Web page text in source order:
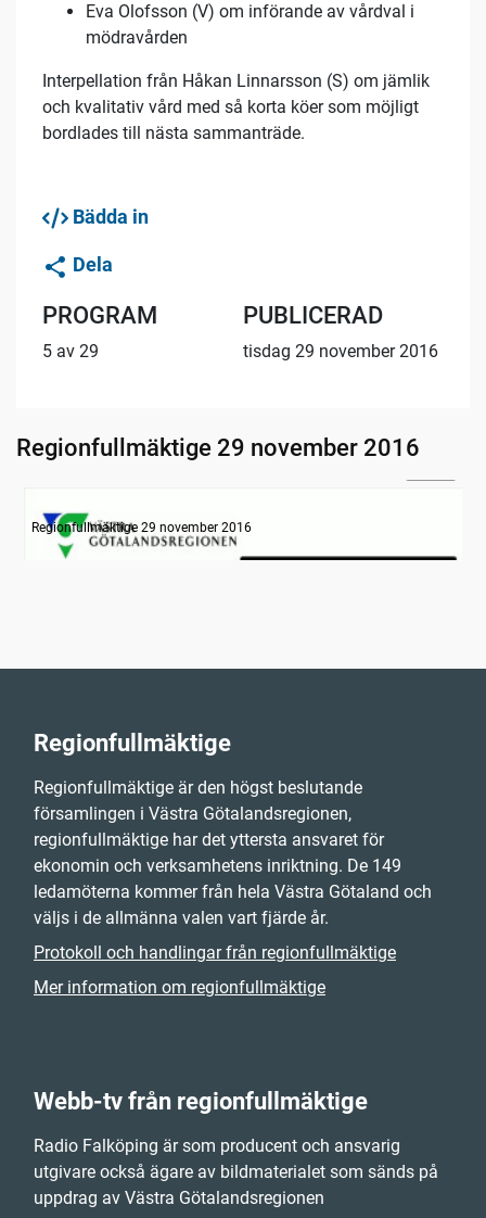
Eva Olofsson (V) om införande av vårdval i
mödravården
Interpellation från Håkan Linnarsson (S) om jämlik
och kvalitativ vård med så korta köer som möjligt
bordlades till nästa sammanträde.
Bädda in
Dela
PROGRAM
5 av 29
PUBLICERAD
tisdag 29 november 2016
Regionfullmäktige 29 november 2016
Information om dagens ärenden
Regionfullmäktige 29 november 2016
Regionfullmäktige
Regionfullmäktige är den högst beslutande
församlingen i Västra Götalandsregionen,
regionfullmäktige har det yttersta ansvaret för
ekonomin och verksamhetens inriktning. De 149
ledamöterna kommer från hela Västra Götaland och
väljs i de allmänna valen vart fjärde år.
Protokoll och handlingar från regionfullmäktige
Mer information om regionfullmäktige
Webb-tv från regionfullmäktige
Radio Falköping är som producent och ansvarig
utgivare också ägare av bildmaterialet som sänds på
uppdrag av Västra Götalandsregionen